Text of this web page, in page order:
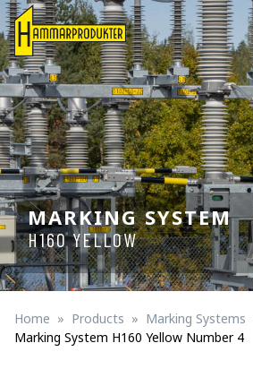
MARKING SYSTEM
H160 YELLOW
Home Products Marking Systems
Marking System H160 Yellow Number 4